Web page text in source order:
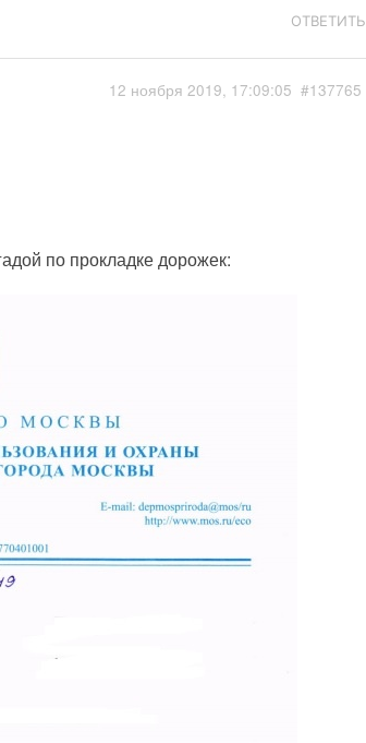
ОТВЕТИТЬ
12 ноября 2019, 17:09:05 #137765
по прокладке дорожек: